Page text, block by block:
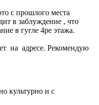
с прошлого места
в заблуждение , что
в гугле 4ре этажа.
на адресе. Рекомендую
культурно и с